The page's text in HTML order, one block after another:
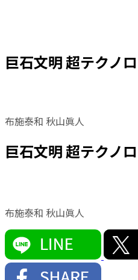
巨石文明 超テクノ
布施泰和 秋山眞人
巨石文明 超テクノ
布施泰和 秋山眞人